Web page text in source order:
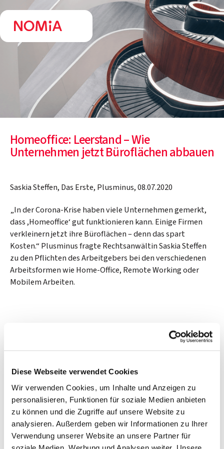
Diese Webseite verwendet Cookies
Wir verwenden Cookies, um Inhalte und Anzeigen zu
personalisieren, Funktionen für soziale Medien anbieten
zu können und die Zugriffe auf unsere Website zu
analysieren. Außerdem geben wir Informationen zu Ihrer
Verwendung unserer Website an unsere Partner für
Homeoffice: Leerstand – Wie
Unternehmen jetzt Büroflächen abbauen
Saskia Steffen, Das Erste, Plusminus, 08.07.2020
„In der Corona-Krise haben viele Unternehmen gemerkt,
dass ,Homeoffice‘ gut funktionieren kann. Einige Firmen
verkleinern jetzt ihre Büroflächen – denn das spart
Kosten.“ Plusminus fragte Rechtsanwältin Saskia Steffen
zu den Pflichten des Arbeitgebers bei den verschiedenen
Arbeitsformen wie Home-Office, Remote Working oder
Mobilem Arbeiten.
Chronologisch
2026
2025
2024
2023
2022